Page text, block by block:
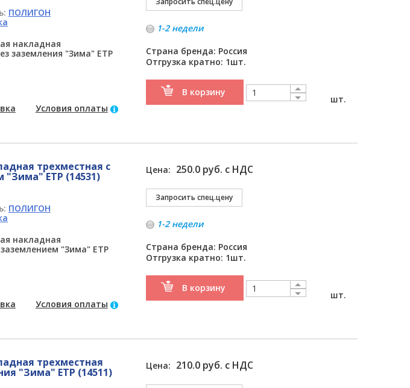
ПОЛИГОН
накладная
заземления "Зима" ETP
Условия оплаты
1-2 недели
Страна бренда: Россия
Отгрузка кратно: 1шт.
В корзину
шт.
трехместная с
ETP (14531)
ПОЛИГОН
накладная
"Зима" ETP
Условия оплаты
Цена: 250.0 руб. с НДС
1-2 недели
Страна бренда: Россия
Отгрузка кратно: 1шт.
В корзину
шт.
трехместная
"Зима" ETP (14511)
Цена: 210.0 руб. с НДС